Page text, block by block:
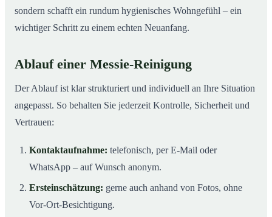
sondern schafft ein rundum hygienisches Wohngefühl – ein
wichtiger Schritt zu einem echten Neuanfang.
Ablauf einer Messie-Reinigung
Der Ablauf ist klar strukturiert und individuell an Ihre Situation
angepasst. So behalten Sie jederzeit Kontrolle, Sicherheit und
Vertrauen:
Kontaktaufnahme: telefonisch, per E-Mail oder
WhatsApp – auf Wunsch anonym.
Ersteinschätzung: gerne auch anhand von Fotos, ohne
Vor-Ort-Besichtigung.